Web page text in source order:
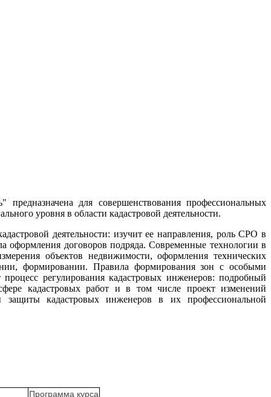
предназначена для совершенствования профессиональных
уровня в области кадастровой деятельности.
деятельности: изучит ее направления, роль СРО в
оформления договоров подряда. Современные технологии в
объектов недвижимости, оформления технических
формировании. Правила формирования зон с особыми
процесс регулирования кадастровых инженеров: подробный
кадастровых работ и в том числе проект изменений
защиты кадастровых инженеров в их профессиональной
Программа курса